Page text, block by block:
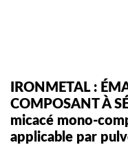
IRONMETAL :
COMPOSANT À
micacé mono-
applicable par